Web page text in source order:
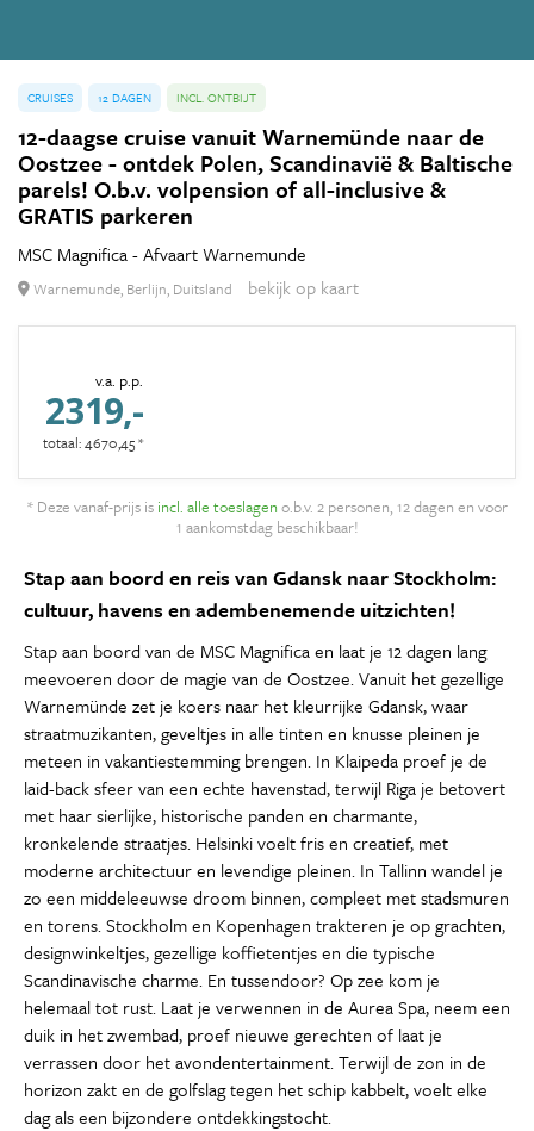
CRUISES 12 DAGEN INCL. ONTBIJT
12-daagse cruise vanuit Warnemünde naar de
Oostzee - ontdek Polen, Scandinavië & Baltische
parels! O.b.v. volpension of all-inclusive &
GRATIS parkeren
MSC Magnifica - Afvaart Warnemunde
Warnemunde, Berlijn, Duitsland bekijk op kaart
v.a. p.p.
2319,-
totaal: 4670,45 *
* Deze vanaf-prijs is incl. alle toeslagen o.b.v. 2 personen, 12 dagen en voor
1 aankomstdag beschikbaar!
Stap aan boord en reis van Gdansk naar Stockholm:
cultuur, havens en adembenemende uitzichten!
Stap aan boord van de MSC Magnifica en laat je 12 dagen lang
meevoeren door de magie van de Oostzee. Vanuit het gezellige
Warnemünde zet je koers naar het kleurrijke Gdansk, waar
straatmuzikanten, geveltjes in alle tinten en knusse pleinen je
meteen in vakantiestemming brengen. In Klaipeda proef je de
laid-back sfeer van een echte havenstad, terwijl Riga je betovert
met haar sierlijke, historische panden en charmante,
kronkelende straatjes. Helsinki voelt fris en creatief, met
moderne architectuur en levendige pleinen. In Tallinn wandel je
zo een middeleeuwse droom binnen, compleet met stadsmuren
en torens. Stockholm en Kopenhagen trakteren je op grachten,
designwinkeltjes, gezellige koffietentjes en die typische
Scandinavische charme. En tussendoor? Op zee kom je
helemaal tot rust. Laat je verwennen in de Aurea Spa, neem een
duik in het zwembad, proef nieuwe gerechten of laat je
verrassen door het avondentertainment. Terwijl de zon in de
horizon zakt en de golfslag tegen het schip kabbelt, voelt elke
dag als een bijzondere ontdekkingstocht.